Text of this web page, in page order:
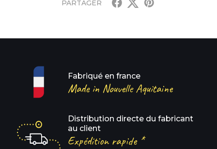
PARTAGER
Fabriqué en france
Made in Nouvelle Aquitaine
Distribution directe du fabricant
au client
Expédition rapide *